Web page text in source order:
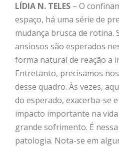
LÍDIA N. TELES – O
espaço, há uma série de
mudança brusca de rotina.
ansiosos são esperados
forma natural de reação a
Entretanto, precisamos
desse quadro. Às vezes,
do esperado, exacerba-se
impacto importante na
grande sofrimento. É
patologia. Nota-se em